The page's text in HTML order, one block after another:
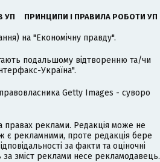
УП ПРИНЦИПИ І ПРАВИЛА РОБОТИ УП
на "Економічну правду".
подальшому відтворенню та/чи
Україна".
Getty Images - суворо
реклами. Редакція може не
є рекламними, проте редакція бере
за факти та оціночні
за зміст реклами несе рекламодавець.